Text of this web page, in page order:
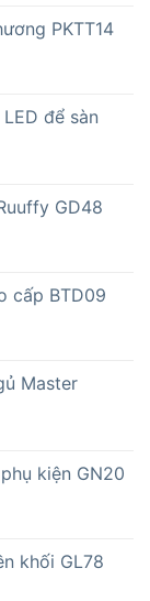
PKTT14
để sàn
GD48
cấp BTD09
Master
kiện GN20
khối GL78